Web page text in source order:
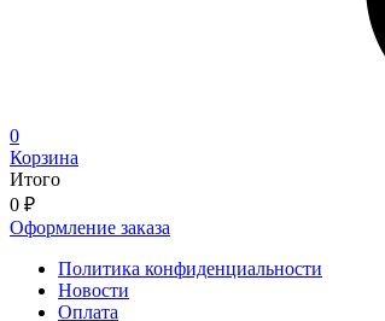
0
Корзина
Итого
0 ₽
Оформление заказа
Политика конфиденциальности
Новости
Оплата